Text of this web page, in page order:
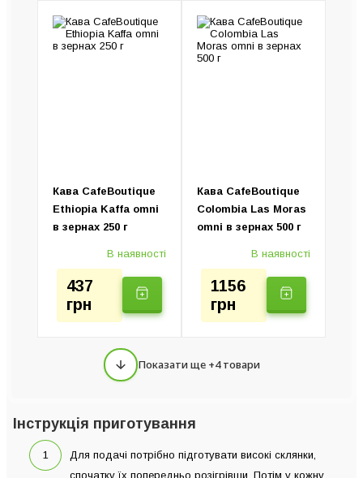
Кава CafeBoutique
Ethiopia Kaffa omni
в зернах 250 г
В наявності
437
грн
Кава CafeBoutique
Colombia Las Moras
omni в зернах 500 г
В наявності
1156
грн
Показати ще +4 товари
Інструкція приготування
Для подачі потрібно підготувати високі склянки,
спочатку їх попередньо розігрівши. Потім у кожну